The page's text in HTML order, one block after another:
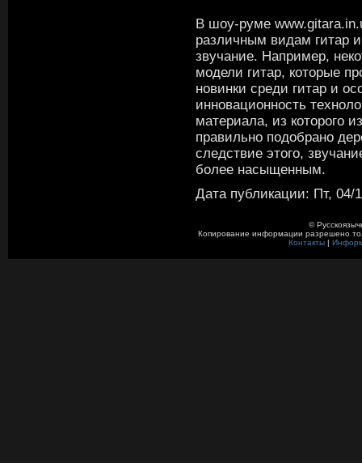
В шоу-руме
различным видам гитар
звучание. Например,
модели гитар, которые
новинки среди гитар и
инновационность
материала, из которого
правильно подобрано
следствие этого,
более насыщенным.
Дата публикации: Пт, 04/
©
Копирование информации разрешено
Контакты|